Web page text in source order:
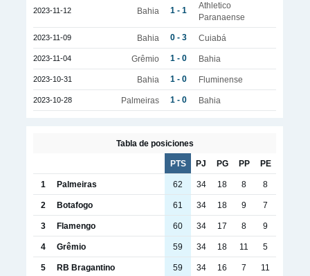
2023-11-12 Bahia 1 - 1
Athletico
Paranaense
2023-11-09 Bahia 0 - 3 Cuiabá
2023-11-04 Grêmio 1 - 0 Bahia
2023-10-31 Bahia 1 - 0 Fluminense
2023-10-28 Palmeiras 1 - 0 Bahia
Tabla de posiciones
PTS PJ PG PP PE
1 Palmeiras 62 34 18 8 8
2 Botafogo 61 34 18 9 7
3 Flamengo 60 34 17 8 9
4 Grêmio 59 34 18 11 5
5 RB Bragantino 59 34 16 7 11